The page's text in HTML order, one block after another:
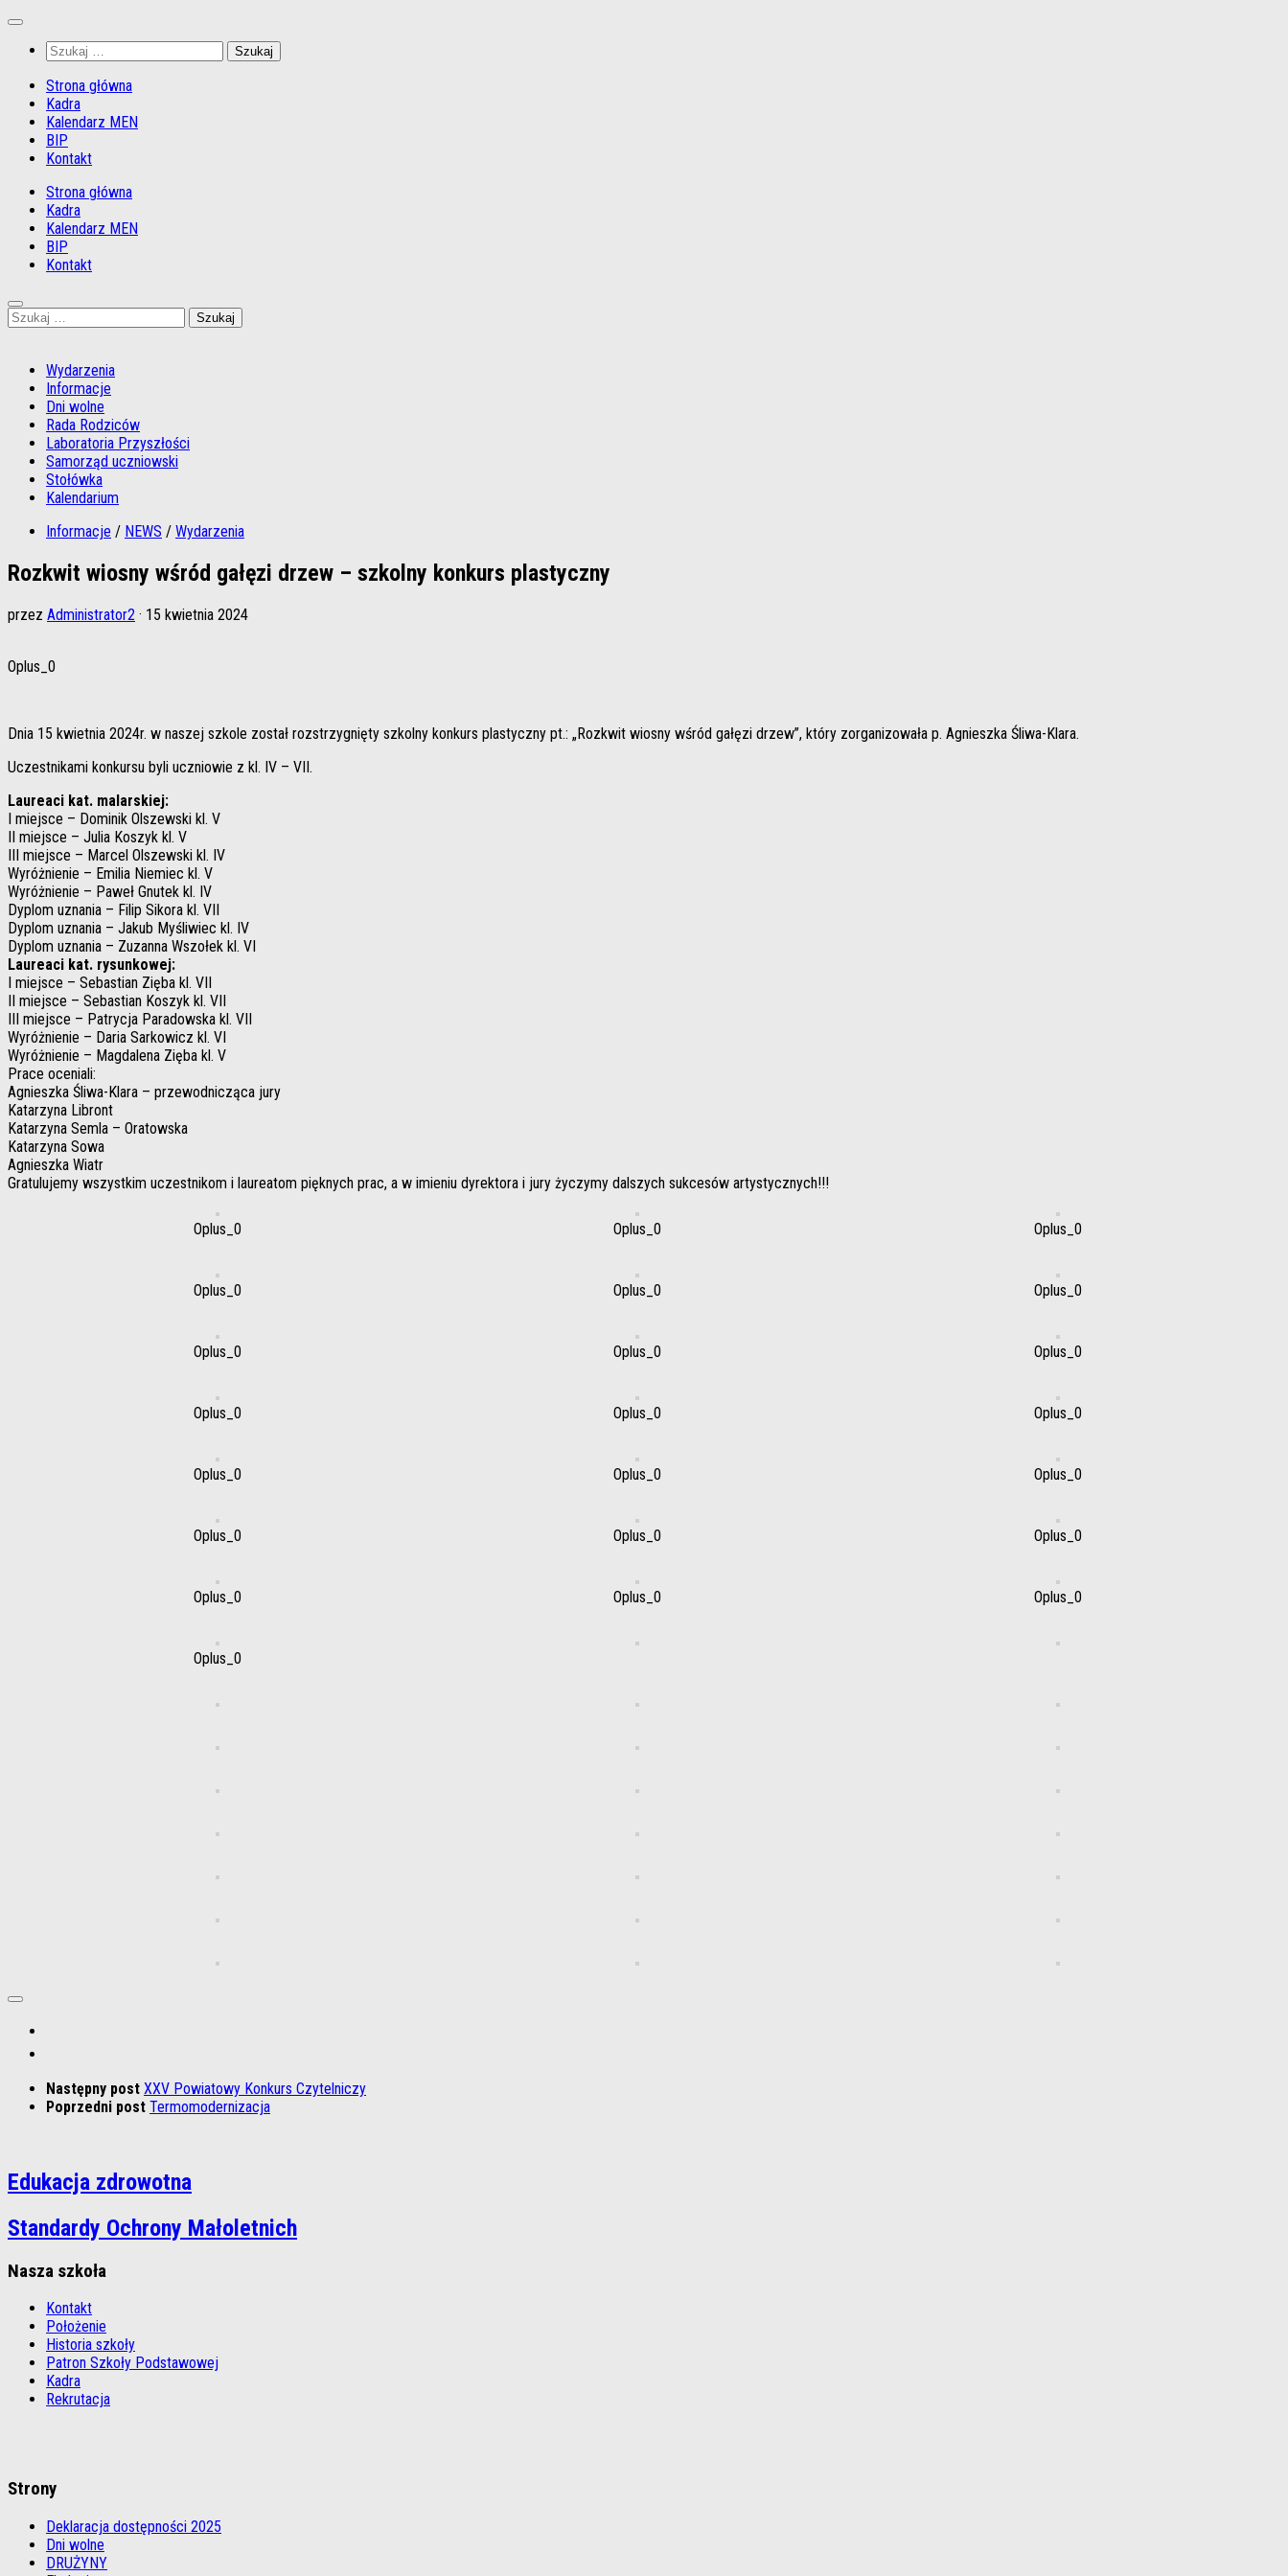
Przejdź
treści
Szukaj:
Strona główna
Kadra
Kalendarz MEN
BIP
Kontakt
Strona główna
Kadra
Kalendarz MEN
BIP
Kontakt
Szukaj:
Wydarzenia
Informacje
Dni wolne
Rada Rodziców
Laboratoria Przyszłości
Samorząd uczniowski
Stołówka
Kalendarium
Informacje / NEWS / Wydarzenia
Rozkwit wiosny wśród gałęzi drzew – szkolny konkurs plastyczny
przez Administrator2 · 15 kwietnia 2024
Oplus_0
Dnia 15 kwietnia 2024r. w naszej szkole został rozstrzygnięty szkolny konkurs plastyczny pt.: „Rozkwit wiosny wśród gałęzi drzew”, który zorganizowała p. Agnieszka Śliwa-Klara.
Uczestnikami konkursu byli uczniowie z kl. IV – VII.
Laureaci kat. malarskiej:
I miejsce – Dominik Olszewski kl. V
II miejsce – Julia Koszyk kl. V
III miejsce – Marcel Olszewski kl. IV
Wyróżnienie – Emilia Niemiec kl. V
Wyróżnienie – Paweł Gnutek kl. IV
Dyplom uznania – Filip Sikora kl. VII
Dyplom uznania – Jakub Myśliwiec kl. IV
Dyplom uznania – Zuzanna Wszołek kl. VI
Laureaci kat. rysunkowej:
I miejsce – Sebastian Zięba kl. VII
II miejsce – Sebastian Koszyk kl. VII
III miejsce – Patrycja Paradowska kl. VII
Wyróżnienie – Daria Sarkowicz kl. VI
Wyróżnienie – Magdalena Zięba kl. V
Prace oceniali:
Agnieszka Śliwa-Klara – przewodnicząca jury
Katarzyna Libront
Katarzyna Semla – Oratowska
Katarzyna Sowa
Agnieszka Wiatr
Gratulujemy wszystkim uczestnikom i laureatom pięknych prac, a w imieniu dyrektora i jury życzymy dalszych sukcesów artystycznych!!!
Oplus_0 Oplus_0 Oplus_0
Oplus_0 Oplus_0 Oplus_0
Oplus_0 Oplus_0 Oplus_0
Oplus_0 Oplus_0 Oplus_0
Oplus_0 Oplus_0 Oplus_0
Oplus_0 Oplus_0 Oplus_0
Oplus_0 Oplus_0 Oplus_0
Oplus_0
Następny post XXV Powiatowy Konkurs Czytelniczy
Poprzedni post Termomodernizacja
Edukacja zdrowotna
Standardy Ochrony Małoletnich
Nasza szkoła
Kontakt
Położenie
Historia szkoły
Patron Szkoły Podstawowej
Kadra
Rekrutacja
Strony
Deklaracja dostępności 2025
Dni wolne
DRUŻYNY